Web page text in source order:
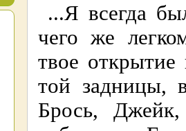
...Я всегда
чего же
твое
той задницы,
Брось,